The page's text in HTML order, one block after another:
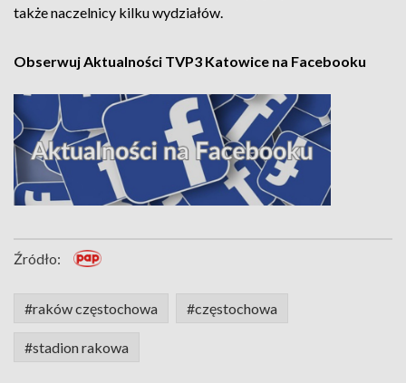
także naczelnicy kilku wydziałów.
Obserwuj Aktualności TVP3 Katowice na Facebooku
Źródło:
#raków częstochowa #częstochowa
#stadion rakowa